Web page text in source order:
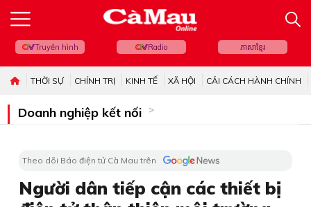
Truyền hình Radio ភាសាខ្មែរ
THỜI SỰ CHÍNH TRỊ KINH TẾ XÃ HỘI CẢI CÁCH HÀNH CHÍNH
Doanh nghiệp kết nối
Theo dõi Báo điện tử Cà Mau trên
Người dân tiếp cận các thiết bị